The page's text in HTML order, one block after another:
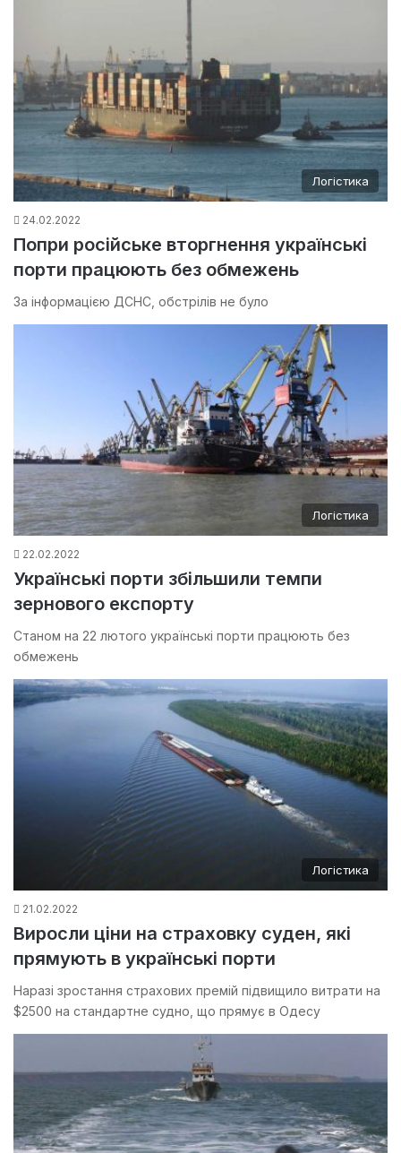
Логістика
24.02.2022
Попри російське вторгнення українські
порти працюють без обмежень
За інформацією ДСНС, обстрілів не було
Логістика
22.02.2022
Українські порти збільшили темпи
зернового експорту
Станом на 22 лютого українські порти працюють без
обмежень
Логістика
21.02.2022
Виросли ціни на страховку суден, які
прямують в українські порти
Наразі зростання страхових премій підвищило витрати на
$2500 на стандартне судно, що прямує в Одесу